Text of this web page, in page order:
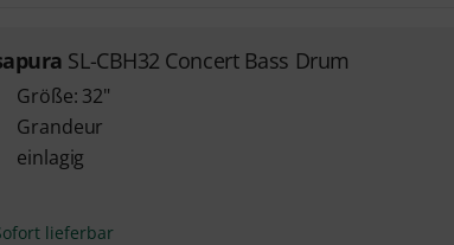
SL-CBH32 Concert Bass Drum
Größe: 32"
Grandeur
einlagig
lieferbar